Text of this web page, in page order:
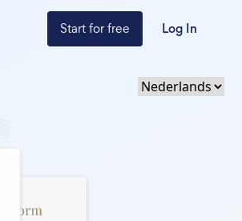
Start for free Log In